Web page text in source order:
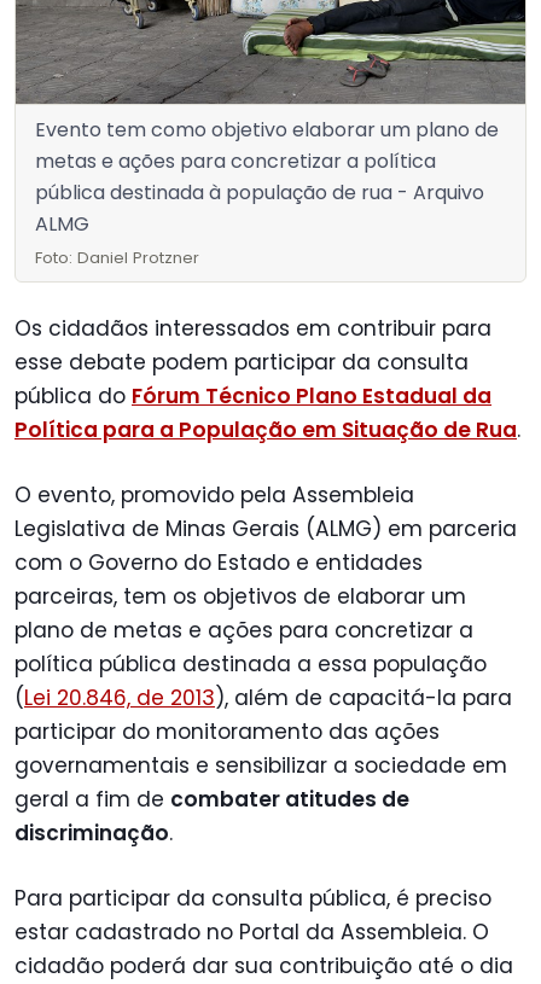
Evento tem como objetivo elaborar um plano de
metas e ações para concretizar a política
pública destinada à população de rua - Arquivo
ALMG
Foto: Daniel Protzner
Os cidadãos interessados em contribuir para
esse debate podem participar da consulta
pública do Fórum Técnico Plano Estadual da
Política para a População em Situação de Rua.
O evento, promovido pela Assembleia
Legislativa de Minas Gerais (ALMG) em parceria
com o Governo do Estado e entidades
parceiras, tem os objetivos de elaborar um
plano de metas e ações para concretizar a
política pública destinada a essa população
(Lei 20.846, de 2013), além de capacitá-la para
participar do monitoramento das ações
governamentais e sensibilizar a sociedade em
geral a fim de combater atitudes de
discriminação.
Para participar da consulta pública, é preciso
estar cadastrado no Portal da Assembleia. O
cidadão poderá dar sua contribuição até o dia